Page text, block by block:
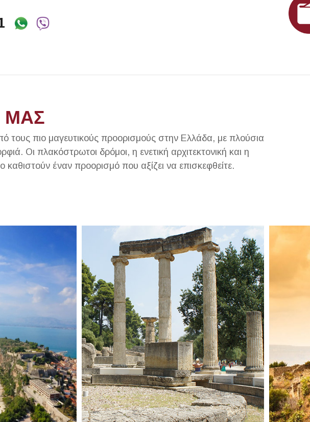
ΜΑΣ
τους πιο μαγευτικούς προορισμούς στην Ελλάδα, με πλούσια
Οι πλακόστρωτοι δρόμοι, η ενετική αρχιτεκτονική και η
καθιστούν έναν προορισμό που αξίζει να επισκεφθείτε.